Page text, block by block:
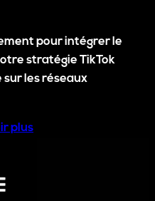
pour intégrer le
stratégie TikTok
les réseaux
plus